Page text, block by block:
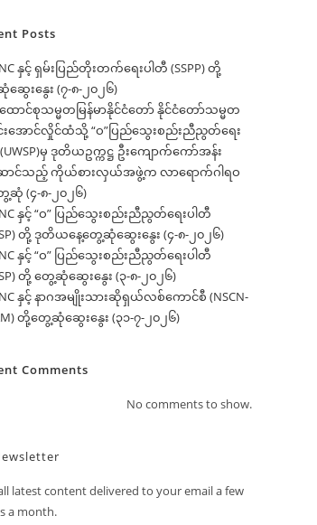
Posts
နှင့် ရှမ်းပြည်တိုးတက်ရေးပါတီ (SSPP) တို့
ေးနွေး (၇-၈-၂၀၂၆)
ောင်စုသမ္မတမြန်မာနိုင်ငံတော် နိုင်ငံတော်သမ္မတ
းအောင်လှိုင်ထံသို့ “ဝ”ပြည်သွေးစည်းညီညွတ်ရေး
မှ ဒုတိယဥက္ကဋ္ဌ ဦးကျောက်ကော်အန်း
ောင်သည့် ကိုယ်စားလှယ်အဖွဲ့က လာရောက်ဂါရဝ
ဆုံ (၄-၈-၂၀၂၆)
နှင့် “ဝ” ပြည်သွေးစည်းညီညွတ်ရေးပါတီ
တို့ ဒုတိယနေ့တွေ့ဆုံဆွေးနွေး (၄-၈-၂၀၂၆)
နှင့် “ဝ” ပြည်သွေးစည်းညီညွတ်ရေးပါတီ
တို့ တွေ့ဆုံဆွေးနွေး (၃-၈-၂၀၂၆)
နှင့် နာဂအမျိုးသားဆိုရှယ်လစ်ကောင်စီ (NSCN-
တို့တွေ့ဆုံဆွေးနွေး (၃၁-၇-၂၀၂၆)
Comments
No comments to show.
latest content delivered to your email a few
a month.